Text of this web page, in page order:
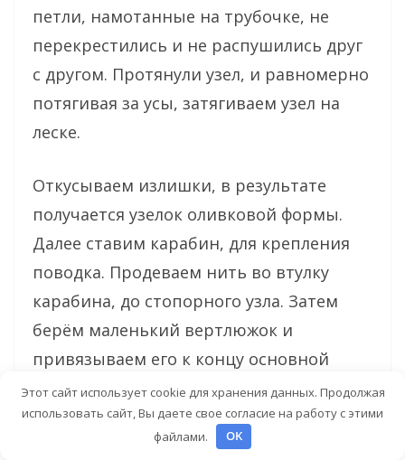
петли, намотанные на трубочке, не
перекрестились и не распушились друг
с другом. Протянули узел, и равномерно
потягивая за усы, затягиваем узел на
леске.
Откусываем излишки, в результате
получается узелок оливковой формы.
Далее ставим карабин, для крепления
поводка. Продеваем нить во втулку
карабина, до стопорного узла. Затем
берём маленький вертлюжок и
привязываем его к концу основной
нити.
Рыболовные
Этот сайт использует cookie для хранения данных. Продолжая
использовать сайт, Вы даете свое согласие на работу с этими
файлами.
OK